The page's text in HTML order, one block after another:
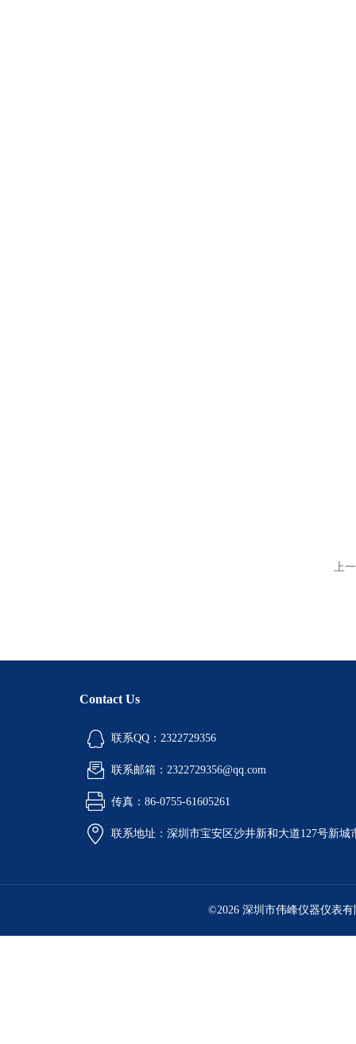
上
Contact Us
联系QQ：2322729356
联系邮箱：2322729356@qq.com
传真：86-0755-61605261
联系地址：深圳市宝安区沙井新和大道127号新城
©2026 深圳市伟峰仪器仪表